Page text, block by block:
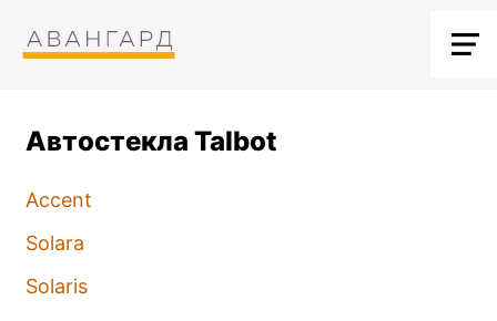
Автостекла Talbot
Accent
Solara
Solaris